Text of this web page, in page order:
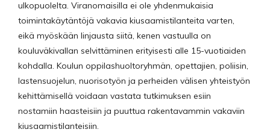
ulkopuolelta. Viranomaisilla ei ole yhdenmukaisia
toimintakäytäntöjä vakavia kiusaamistilanteita varten,
eikä myöskään linjausta siitä, kenen vastuulla on
kouluväkivallan selvittäminen erityisesti alle 15-vuotiaiden
kohdalla. Koulun oppilashuoltoryhmän, opettajien, poliisin,
lastensuojelun, nuorisotyön ja perheiden välisen yhteistyön
kehittämisellä voidaan vastata tutkimuksen esiin
nostamiin haasteisiin ja puuttua rakentavammin vakaviin
kiusaamistilanteisiin.